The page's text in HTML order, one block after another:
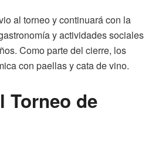
al torneo y continuará con la
y actividades sociales
Como parte del cierre, los
con paellas y cata de vino.
Torneo de